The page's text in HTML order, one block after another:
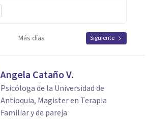
Más días Siguiente
Angela Cataño V.
Psicóloga de la Universidad de
Antioquia, Magister en Terapia
Familiar y de pareja